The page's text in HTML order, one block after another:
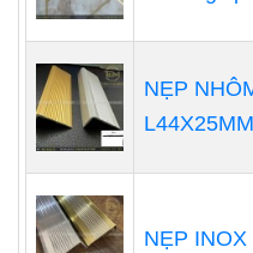
NẸP
L44X25MM
NẸP